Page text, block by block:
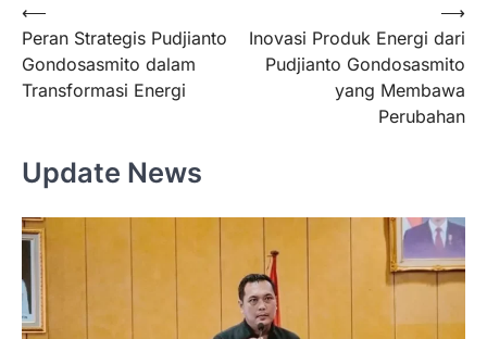
Navigasi
pos
⟵
Peran Strategis Pudjianto
Gondosasmito dalam
Transformasi Energi
Inovasi Produk Energi dari
Pudjianto Gondosasmito
yang Membawa
Perubahan
⟶
Update News